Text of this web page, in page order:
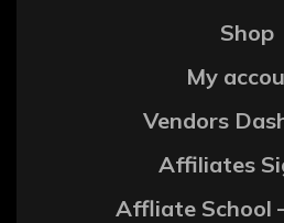
Shop
My
Vendors
Affiliates
Affliate School